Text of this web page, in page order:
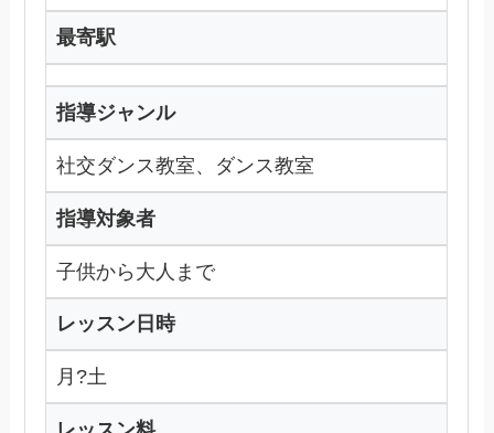
最寄駅
指導ジャンル
社交ダンス教室、ダンス教室
指導対象者
子供から大人まで
レッスン日時
月?土